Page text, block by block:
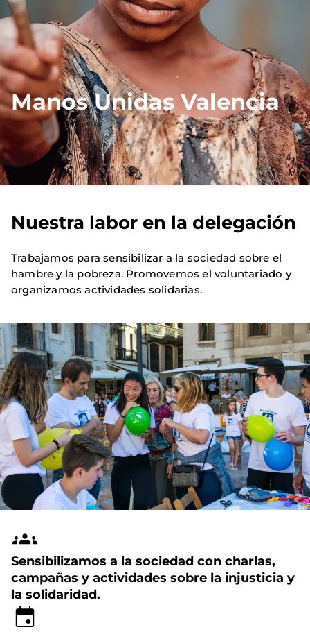
Manos Unidas Valencia
Nuestra labor en la delegación
Trabajamos para sensibilizar a la sociedad sobre el
hambre y la pobreza. Promovemos el voluntariado y
organizamos actividades solidarias.
Sensibilizamos a la sociedad con charlas,
campañas y actividades sobre la injusticia y
la solidaridad.